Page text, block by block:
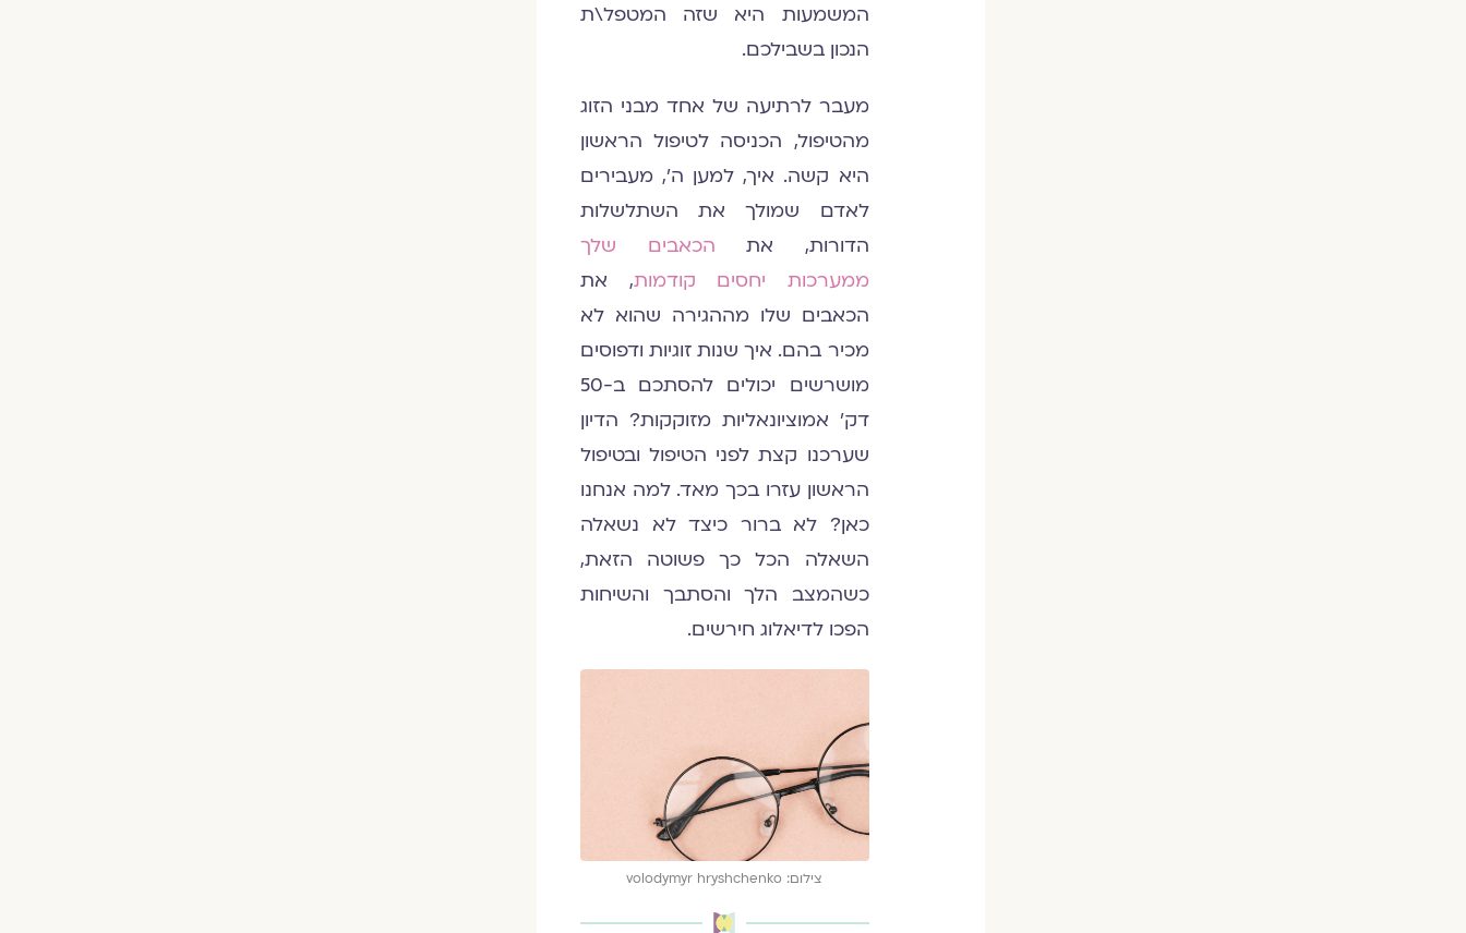
המשמעות היא שזה המטפל\ת
הנכון בשבילכם.
מעבר לרתיעה של אחד מבני הזוג
מהטיפול, הכניסה לטיפול הראשון
היא קשה. איך, למען ה', מעבירים
לאדם שמולך את השתלשלות
הדורות, את הכאבים שלך
ממערכות יחסים קודמות, את
הכאבים שלו מההגירה שהוא לא
מכיר בהם. איך שנות זוגיות ודפוסים
מושרשים יכולים להסתכם ב-50
דק' אמוציונאליות מזוקקות? הדיון
שערכנו קצת לפני הטיפול ובטיפול
הראשון עזרו בכך מאד. למה אנחנו
כאן? לא ברור כיצד לא נשאלה
השאלה הכל כך פשוטה הזאת,
כשהמצב הלך והסתבך והשיחות
הפכו לדיאלוג חירשים.
צילום: volodymyr hryshchenko